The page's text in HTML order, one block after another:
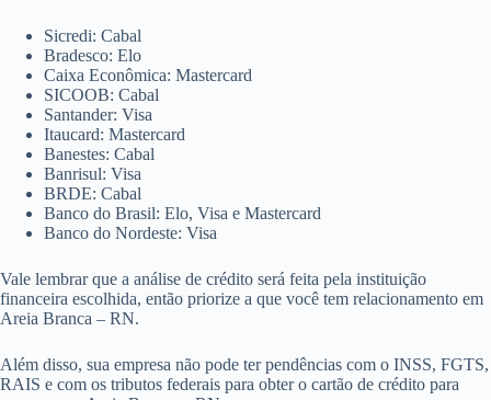
Sicredi: Cabal
Bradesco: Elo
Caixa Econômica: Mastercard
SICOOB: Cabal
Santander: Visa
Itaucard: Mastercard
Banestes: Cabal
Banrisul: Visa
BRDE: Cabal
Banco do Brasil: Elo, Visa e Mastercard
Banco do Nordeste: Visa
Vale lembrar que a análise de crédito será feita pela instituição
financeira escolhida, então priorize a que você tem relacionamento em
Areia Branca – RN.
Além disso, sua empresa não pode ter pendências com o INSS, FGTS,
RAIS e com os tributos federais para obter o cartão de crédito para